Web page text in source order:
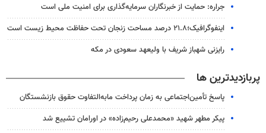
جراره: حمایت از خبرنگاران سرمایه‌گذاری برای امنیت ملی است
اینفوگرافیک؛۲۱.۸ درصد مساحت زنجان تحت حفاظت محیط زیست است
رایزنی شهباز شریف با ولیعهد سعودی در مکه
پربازدیدترین ها
پاسخ تأمین‌اجتماعی به زمان پرداخت مابه‌التفاوت حقوق بازنشستگان
پیکر مطهر شهید «محمدعلی رحیم‌زاده» در اورامان تشییع شد